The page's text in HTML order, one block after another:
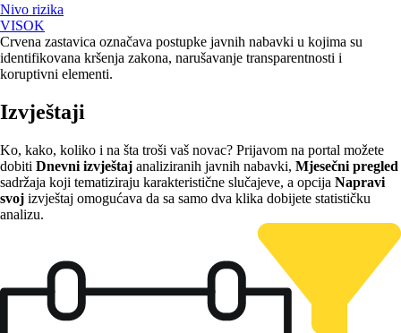
Nivo rizika
VISOK
Crvena zastavica označava postupke javnih nabavki u kojima su
identifikovana kršenja zakona, narušavanje transparentnosti i
koruptivni elementi.
Izvještaji
Ko, kako, koliko i na šta troši vaš novac? Prijavom na portal možete
dobiti Dnevni izvještaj analiziranih javnih nabavki, Mjesečni pregled
sadržaja koji tematiziraju karakteristične slučajeve, a opcija Napravi
svoj izvještaj omogućava da sa samo dva klika dobijete statističku
analizu.